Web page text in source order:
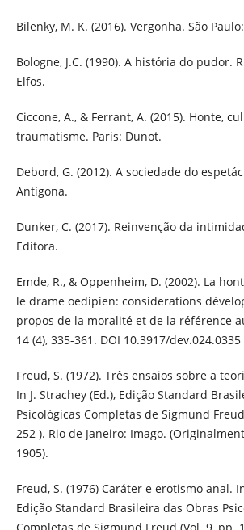
Bilenky, M. K. (2016). Vergonha. São
Bologne, J.C. (1990). A história do pudor.
Elfos.
Ciccone, A., & Ferrant, A. (2015). Honte,
traumatisme. Paris: Dunot.
Debord, G. (2012). A sociedade do
Antígona.
Dunker, C. (2017). Reinvenção da
Editora.
Emde, R., & Oppenheim, D. (2002). La
le drame oedipien: considerations
propos de la moralité et de la référence
14 (4), 335-361. DOI 10.3917/dev.024.0335
Freud, S. (1972). Três ensaios sobre a
In J. Strachey (Ed.), Edição Standard
Psicológicas Completas de Sigmund
252 ). Rio de Janeiro: Imago.
1905).
Freud, S. (1976) Caráter e erotismo anal.
Edição Standard Brasileira das Obras